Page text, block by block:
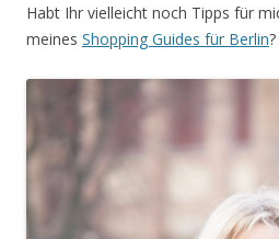
Habt Ihr vielleicht noch Tipps für
meines Shopping Guides für Berlin?